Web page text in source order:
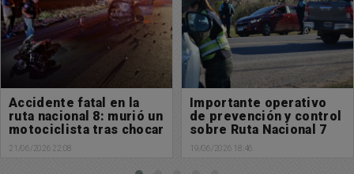
Importante operativo
de prevención y control
sobre Ruta Nacional 7
19/06/2026 18:46
Personal de Patrulla
Rural recuperó
elementos sustraídos
en una campo
18/06/2026 10:26